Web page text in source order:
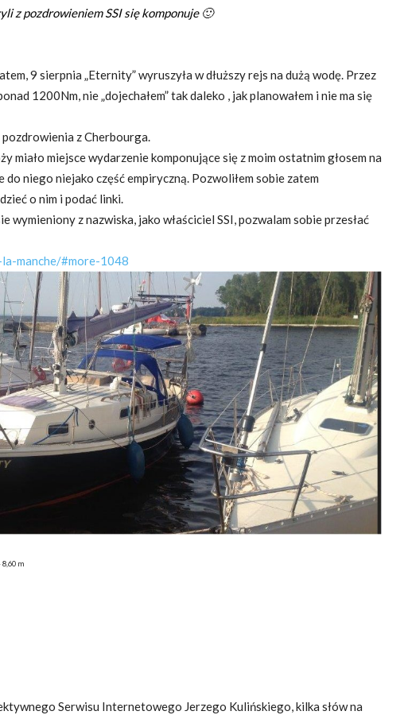
z pozdrowieniem SSI się komponuje 🙂
9 sierpnia „Eternity” wyruszyła w dłuższy rejs na dużą wodę. Przez
1200Nm, nie „dojechałem” tak daleko , jak planowałem i nie ma się
pozdrowienia z Cherbourga.
miało miejsce wydarzenie komponujące się z moim ostatnim głosem na
do niego niejako część empiryczną. Pozwoliłem sobie zatem
o nim i podać linki.
wymieniony z nazwiska, jako właściciel SSI, pozwalam sobie przesłać
manche/#more-1048
8,60 m
Serwisu Internetowego Jerzego Kulińskiego, kilka słów na